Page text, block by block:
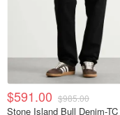
$591.00 $985.00
Stone Island Bull Denim-